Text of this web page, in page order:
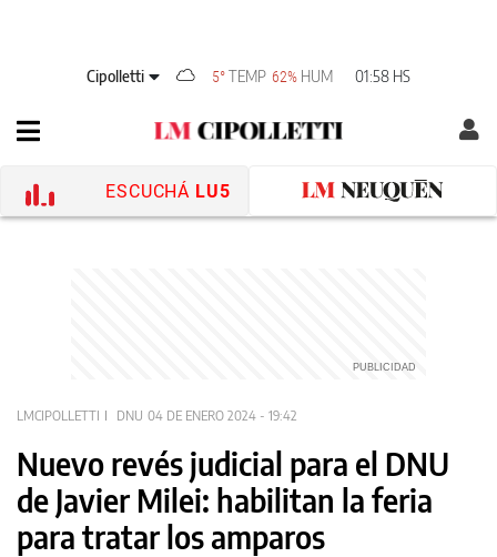
Cipolletti 5° TEMP 62% HUM 01:58 HS
ESCUCHÁ LU5
LMCIPOLLETTI DNU 04 DE ENERO 2024 - 19:42
Nuevo revés judicial para el DNU
de Javier Milei: habilitan la feria
para tratar los amparos